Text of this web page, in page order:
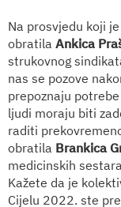
Na prosvjedu koji
obratila Ankica
strukovnog
nas se pozove
prepoznaju
ljudi moraju biti
raditi
obratila Brankica
medicinskih
Kažete da je
Cijelu 2022. ste